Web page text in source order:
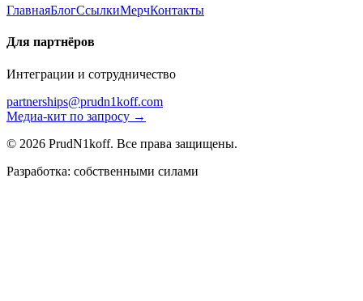
ГлавнаяБлогСсылкиМерчКонтакты
Для партнёров
Интеграции и сотрудничество
partnerships@prudn1koff.com
Медиа-кит по запросу →
© 2026 PrudN1koff. Все права защищены.
Разработка: собственными силами